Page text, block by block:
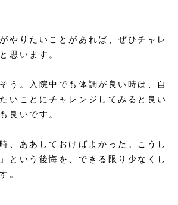
やりたいことがあれば、ぜひチャレ
思います。
う。入院中でも体調が良い時は、自
いことにチャレンジしてみると良い
良いです。
、ああしておけばよかった。こうし
という後悔を、できる限り少なくし
。